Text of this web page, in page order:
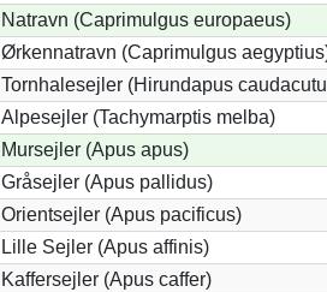
Natravn (Caprimulgus europaeus)
Ørkennatravn (Caprimulgus
Tornhalesejler (Hirundapus
Alpesejler (Tachymarptis melba)
Mursejler (Apus apus)
Gråsejler (Apus pallidus)
Orientsejler (Apus pacificus)
Lille Sejler (Apus affinis)
Kaffersejler (Apus caffer)